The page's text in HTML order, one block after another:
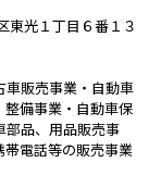
東光１丁目６番１３
車販売事業・自動車
整備事業・自動車保
部品、用品販売事
電話等の販売事業